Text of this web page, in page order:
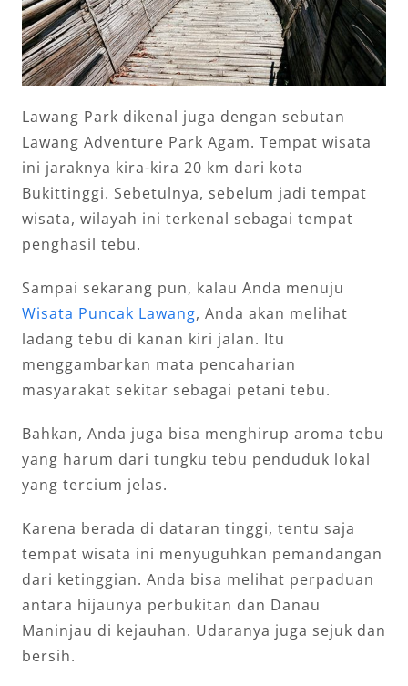
Lawang Park dikenal juga dengan sebutan
Lawang Adventure Park Agam. Tempat wisata
ini jaraknya kira-kira 20 km dari kota
Bukittinggi. Sebetulnya, sebelum jadi tempat
wisata, wilayah ini terkenal sebagai tempat
penghasil tebu.
Sampai sekarang pun, kalau Anda menuju
Wisata Puncak Lawang, Anda akan melihat
ladang tebu di kanan kiri jalan. Itu
menggambarkan mata pencaharian
masyarakat sekitar sebagai petani tebu.
Bahkan, Anda juga bisa menghirup aroma tebu
yang harum dari tungku tebu penduduk lokal
yang tercium jelas.
Karena berada di dataran tinggi, tentu saja
tempat wisata ini menyuguhkan pemandangan
dari ketinggian. Anda bisa melihat perpaduan
antara hijaunya perbukitan dan Danau
Maninjau di kejauhan. Udaranya juga sejuk dan
bersih.